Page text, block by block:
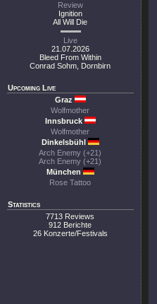
Review
Ignition
All Will Die
Live
21.07.2026
Bleed From Within
Conrad Sohm, Dornbirn
Upcoming Live
Graz
Wolfmother
Innsbruck
Wolfmother
Dinkelsbühl
Arch Enemy (+21)
Arch Enemy (+21)
München
Rose Tattoo
Statistics
7713 Reviews
912 Berichte
26 Konzerte/Festivals